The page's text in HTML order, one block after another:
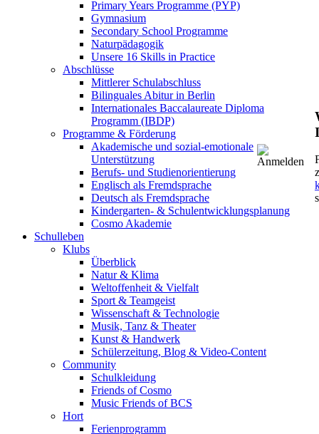
Primary Years Programme (PYP)
Gymnasium
Secondary School Programme
Naturpädagogik
Unsere 16 Skills in Practice
Abschlüsse
Mittlerer Schulabschluss
Bilinguales Abitur in Berlin
Internationales Baccalaureate Diploma
Programm (IBDP)
Programme & Förderung
Akademische und sozial-emotionale
Unterstützung
Berufs- und Studienorientierung
Englisch als Fremdsprache
Deutsch als Fremdsprache
Kindergarten- & Schulentwicklungsplanung
Cosmo Akademie
Schulleben
Klubs
Überblick
Natur & Klima
Weltoffenheit & Vielfalt
Sport & Teamgeist
Wissenschaft & Technologie
Musik, Tanz & Theater
Kunst & Handwerk
Schülerzeitung, Blog & Video-Content
Community
Schulkleidung
Friends of Cosmo
Music Friends of BCS
Hort
Ferienprogramm